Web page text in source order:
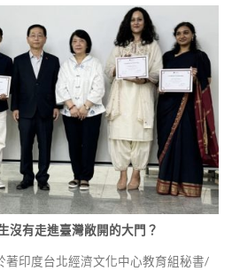
沒有走進臺灣敞開的大門？
著印度台北經濟文化中心教育組秘書/